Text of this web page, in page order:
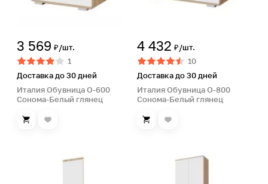
3 569 ₽/шт.
1
Доставка до 30 дней
Италия Обувница О-600
Сонома-Белый глянец
4 432 ₽/шт.
10
Доставка до 30 дней
Италия Обувница О-800
Сонома-Белый глянец